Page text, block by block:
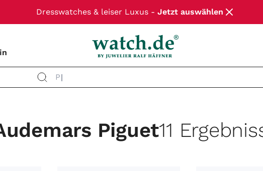
Dresswatches & leiser Luxus - Jetzt auswählen
P
Piguet11